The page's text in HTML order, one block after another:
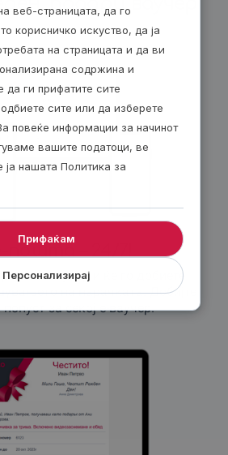
пошта – 24/7!
ваучер и ќе го добиете
на нарачката. Добијте
за секој е-ваучер.
веб-страницата, да го
корисничко искуство, да ја
на страницата и да ви
содржина и
ги прифатите сите
сите или да изберете
повеќе информации за начинот
вашите податоци, ве
нашата Политика за
Персонализирај
Прифаќам